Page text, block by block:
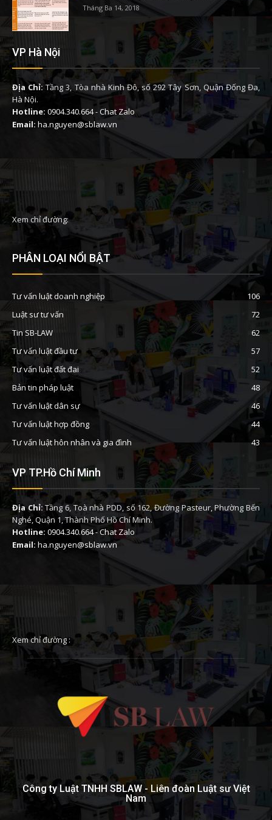
Tháng Ba 14, 2018
VP Hà Nội
Địa Chỉ: Tầng 3, Tòa nhà Kinh Đô, số 292 Tây Sơn, Quận Đống Đa,
Hà Nội.
Hotline: 0904.340.664-Chat Zalo
Email: ha.nguyen@sblaw.vn
Xem chỉ đường:
PHÂN LOẠI NỔI BẬT
Tư vấn luật doanh nghiệp
106
Luật sư tư vấn
72
Tin SB-LAW
62
Tư vấn luật đầu tư
57
Tư vấn luật đất đai
52
Bản tin pháp luật
48
Tư vấn luật dân sự
46
Tư vấn luật hợp đồng
44
Tư vấn luật hôn nhân và gia đình
43
VP TP.Hồ Chí Minh
Địa Chỉ:Tầng 6, Toà nhà PDD, số 162, Đường Pasteur, Phường Bến
Nghé, Quận 1, Thành Phố Hồ Chí Minh.
Hotline: 0904.340.664-Chat Zalo
Email: ha.nguyen@sblaw.vn
Xem chỉ đường :
Công ty Luật TNHH SBLAW - Liên đoàn Luật sư Việt
Nam